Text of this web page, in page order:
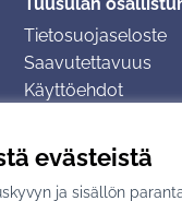
evästeistä
ja sisällön
Tietosuojaseloste
Saavutettavuus
Käyttöehdot